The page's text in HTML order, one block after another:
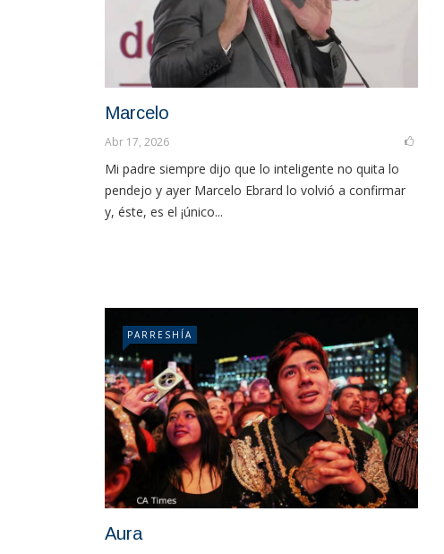
Marcelo
Abr 17, 2026
Mi padre siempre dijo que lo inteligente no quita lo
pendejo y ayer Marcelo Ebrard lo volvió a confirmar
y, éste, es el ¡único...
PARRESHÍA
Aura